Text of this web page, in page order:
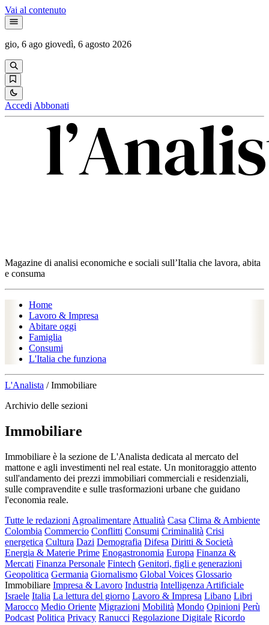
Vai al contenuto
gio, 6 ago giovedì, 6 agosto 2026
Accedi Abbonati
Magazine di analisi economiche e sociali sull’Italia che lavora, abita
e consuma
Home
Lavoro & Impresa
Abitare oggi
Famiglia
Consumi
L'Italia che funziona
L'Analista / Immobiliare
Archivio delle sezioni
Immobiliare
Immobiliare è la sezione de L'Analista dedicata al mercato del
mattone e agli investimenti nel real estate. Un monitoraggio attento
sull'andamento dei prezzi immobiliari commerciali e residenziali,
sulle compravendite e sulle trasformazioni urbane che guidano
l'economia reale.
Tutte le redazioni Agroalimentare Attualità Casa Clima & Ambiente
Colombia Commercio Conflitti Consumi Criminalità Crisi
energetica Cultura Dazi Demografia Difesa Diritti & Società
Energia & Materie Prime Enogastronomia Europa Finanza &
Mercati Finanza Personale Fintech Genitori, figli e generazioni
Geopolitica Germania Giornalismo Global Voices Glossario
Immobiliare Impresa & Lavoro Industria Intelligenza Artificiale
Israele Italia La lettura del giorno Lavoro & Impresa Libano Libri
Marocco Medio Oriente Migrazioni Mobilità Mondo Opinioni Perù
Podcast Politica Privacy Ranucci Regolazione Digitale Ricordo